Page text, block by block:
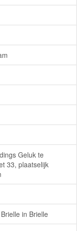
Geluk te
33, plaatselijk
in Brielle